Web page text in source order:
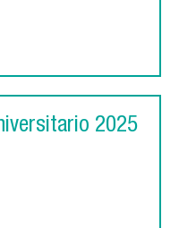
2025